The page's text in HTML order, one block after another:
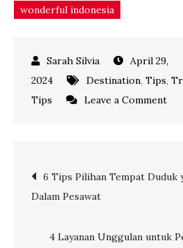
wonderful indonesia
April 29,
2024
Destination, Tips,
Tips
Leave a Commenton
Post
6 Tips Pilihan Tempat Duduk
Dalam Pesawat
4 Layanan Unggulan untuk